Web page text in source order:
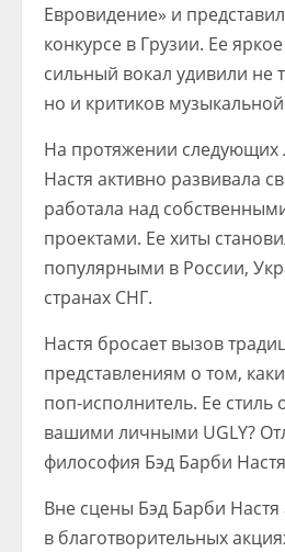
Евровидение» и
конкурсе в Грузии. Ее
сильный вокал удивили не
но и критиков
На протяжении следующих
Настя активно развивала
работала над
проектами. Ее хиты
популярными в России,
странах СНГ.
Настя бросает вызов
представлениям о том,
поп-исполнитель. Ее
вашими личными UGLY?
философия Бэд Барби
Вне сцены Бэд Барби Настя
в благотворительных